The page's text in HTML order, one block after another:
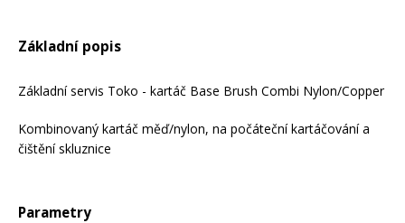
Rukavice na kolo
Základní popis
Základní servis Toko - kartáč Base Brush Combi Nylon/Copper
Kombinovaný kartáč měď/nylon, na počáteční kartáčování a
čištění skluznice
Parametry